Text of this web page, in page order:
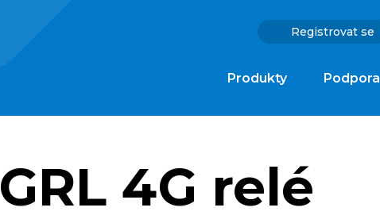
Registrovat se
Produkty Podpora
GRL 4G relé